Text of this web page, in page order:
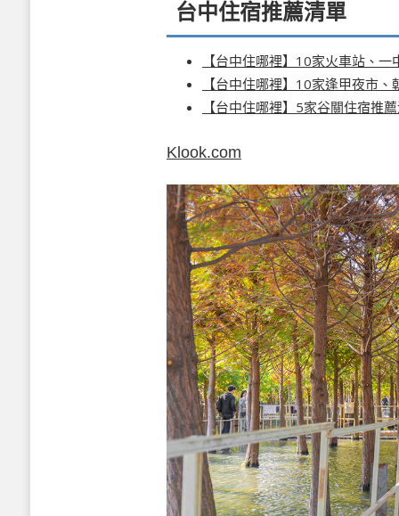
台中住宿推薦清單
【台中住哪裡】10家火車站、
【台中住哪裡】10家逢甲夜市
【台中住哪裡】5家谷關住宿推
Klook.com